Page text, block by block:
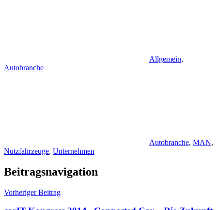
Allgemein,
Autobranche
Autobranche, MAN,
Nutzfahrzeuge, Unternehmen
Beitragsnavigation
Vorheriger Beitrag